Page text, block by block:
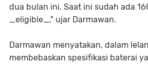
dua bulan ini. Saat ini sudah ada
_eligible_," ujar Darmawan.
Darmawan menyatakan, dalam
membebaskan spesifikasi baterai